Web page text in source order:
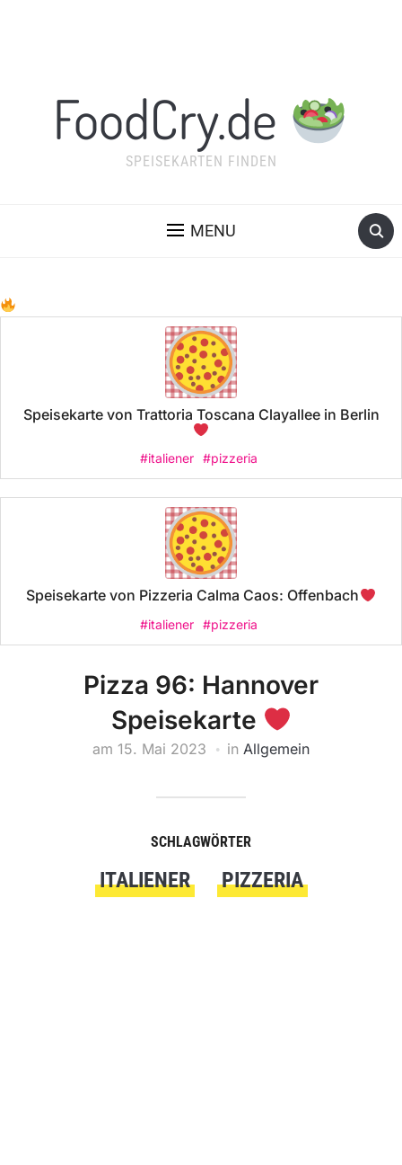
FoodCry.de
SPEISEKARTEN FINDEN
MENU
Speisekarte von Trattoria Toscana Clayallee in Berlin
#italiener #pizzeria
Speisekarte von Pizzeria Calma Caos: Offenbach
#italiener #pizzeria
Pizza 96: Hannover
Speisekarte
am 15. Mai 2023 in Allgemein
SCHLAGWÖRTER
ITALIENER PIZZERIA